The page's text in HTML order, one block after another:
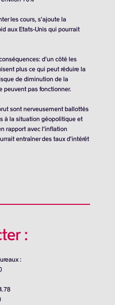
les cours, s’ajoute la
aux Etats-Unis qui pourrait
d’un côté les
plus ce qui peut réduire la
de diminution de la
peuvent pas fonctionner.
sont nerveusement ballottés
à la situation géopolitique et
rapport avec l’inflation
entraîner des taux d’intérêt
:
: